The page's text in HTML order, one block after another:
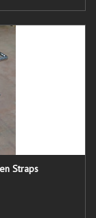
Straps